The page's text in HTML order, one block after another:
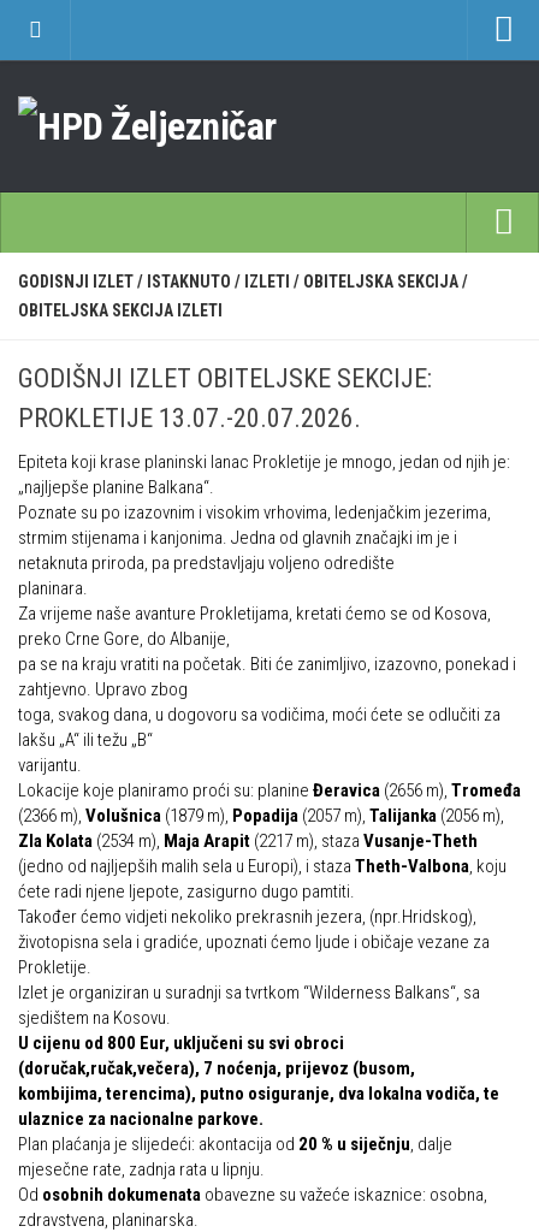
Učlanjenje
Kontakt
Plan izleta Sekcije društvenih izleta HPD Željezničar 2025
Novosti u SDI-u
Povijesti SDI
Gojzeki
Obiteljska
Plan izleta Obiteljske sekcije za 2026. godinu
Izleti
Izvješća s izleta Obiteljske sekcije
Pruži mi ruku – OSI
OSI Novosti
Izleti
Izvješća s izleta OSI
Visokogorci
Novosti SVP
Povijest SVP
Izvješća s izleta SVP
Speleolozi
Alpinisti
Skijaši
Početna
Škole
Opća planinarska škola 9. 3. – 17. 5. 2026.
Alpinistička škola
Speleološka škola HPD Željezničar
Obilaznice
Gojzerica
Špiljama Lijepe Naše
Hrvatske planinarske kuće
50 vrhova za 50 godina društva
Od vrha do vrha
4 godišnja doba na Oštrcu
Beži Jankec
Pohodi
Noćni pohod na Oštrc
Dragojlinom stazom na Okić
Dan Željezničara na Oštrcu
Putopisi
Put ekspedicionizma
Ojos del Salado
Slavko Patačko
Tomislav Zoričić – Tom
GODISNJI IZLET/ ISTAKNUTO / IZLETI / OBITELJSKA SEKCIJA/
OBITELJSKA SEKCIJA IZLETI
GODIŠNJI IZLET OBITELJSKE SEKCIJE:
PROKLETIJE 13.07.-20.07.2026.
Epiteta koji krase planinski lanac Prokletije je mnogo, jedan od njih je:
„najljepše planine Balkana“.
Poznate su po izazovnim i visokim vrhovima, ledenjačkim jezerima,
strmim stijenama i kanjonima. Jedna od glavnih značajki im je i
netaknuta priroda, pa predstavljaju voljeno odredište
planinara.
Za vrijeme naše avanture Prokletijama, kretati ćemo se od Kosova,
preko Crne Gore, do Albanije,
pa se na kraju vratiti na početak. Biti će zanimljivo, izazovno, ponekad i
zahtjevno. Upravo zbog
toga, svakog dana, u dogovoru sa vodičima, moći ćete se odlučiti za
lakšu „A“ ili težu „B“
varijantu.
Lokacije koje planiramo proći su: planine Đeravica (2656 m), Tromeđa
(2366 m), Volušnica (1879 m), Popadija (2057 m), Talijanka (2056 m),
Zla Kolata (2534 m), Maja Arapit (2217 m), staza Vusanje-Theth
(jedno od najljepših malih sela u Europi), i staza Theth-Valbona, koju
ćete radi njene ljepote, zasigurno dugo pamtiti.
Također ćemo vidjeti nekoliko prekrasnih jezera, (npr.Hridskog),
životopisna sela i gradiće, upoznati ćemo ljude i običaje vezane za
Prokletije.
Izlet je organiziran u suradnji sa tvrtkom “Wilderness Balkans“, sa
sjedištem na Kosovu.
U cijenu od 800 Eur, uključeni su svi obroci
(doručak,ručak,večera), 7 noćenja, prijevoz (busom,
kombijima, terencima), putno osiguranje, dva lokalna vodiča, te
ulaznice za nacionalne parkove.
Plan plaćanja je slijedeći: akontacija od 20 % u siječnju, dalje
mjesečne rate, zadnja rata u lipnju.
Od osobnih dokumenata obavezne su važeće iskaznice: osobna,
zdravstvena, planinarska.